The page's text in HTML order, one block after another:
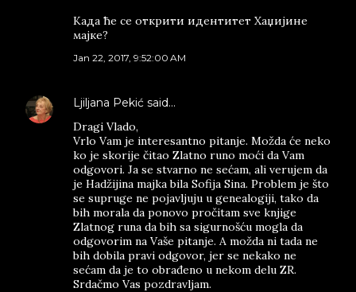
Када ће се открити идентитет Хаџијине
мајке?
Jan 22, 2017, 9:52:00 AM
Ljiljana Pekić said…
Dragi Vlado,
Vrlo Vam je interesantno pitanje. Možda će neko
ko je skorije čitao Zlatno runo moći da Vam
odgovori. Ja se stvarno ne sećam, ali verujem da
je Hadžijina majka bila Sofija Sina. Problem je što
se supruge ne pojavljuju u genealogiji, tako da
bih morala da ponovo pročitam sve knjige
Zlatnog runa da bih sa sigurnošću mogla da
odgovorim na Vaše pitanje. A možda ni tada ne
bih dobila pravi odgovor, jer se nekako ne
sećam da je to obrađeno u nekom delu ZR.
Srdačmo Vas pozdravljam.